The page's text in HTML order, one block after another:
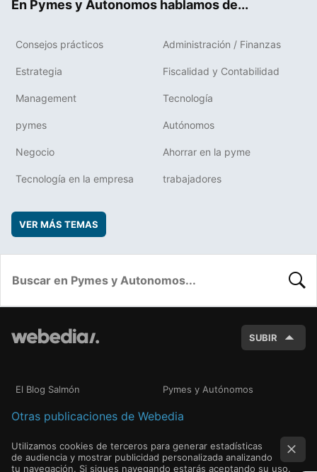
En Pymes y Autonomos hablamos de...
Consejos prácticos Administración / Finanzas
Estrategia Fiscalidad y Contabilidad
Management Tecnología
pymes Autónomos
Negocio Ahorrar en la pyme
Tecnología en la empresa trabajadores
VER MÁS TEMAS
SUBIR
El Blog Salmón Pymes y Autónomos
Otras publicaciones de Webedia
Utilizamos cookies de terceros para generar estadísticas
de audiencia y mostrar publicidad personalizada analizando
tu navegación. Si sigues navegando estarás aceptando su uso.